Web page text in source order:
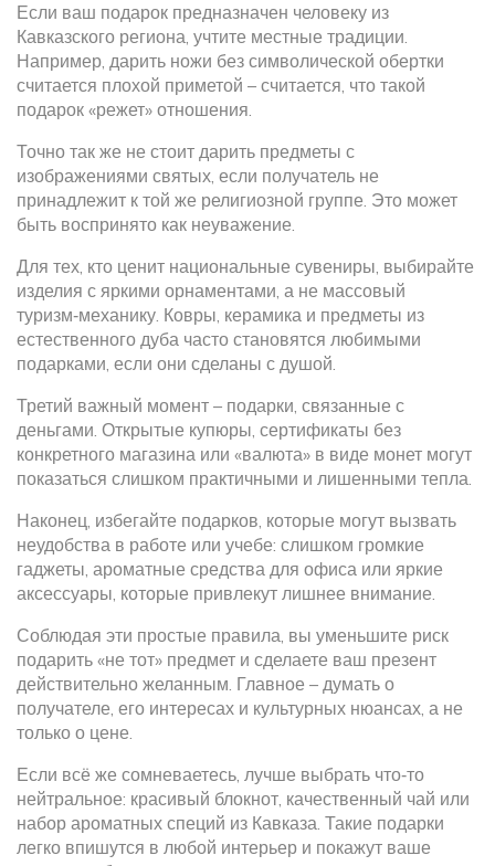
Если ваш подарок предназначен человеку из
Кавказского региона, учтите местные традиции.
Например, дарить ножи без символической обертки
считается плохой приметой – считается, что такой
подарок «режет» отношения.
Точно так же не стоит дарить предметы с
изображениями святых, если получатель не
принадлежит к той же религиозной группе. Это может
быть воспринято как неуважение.
Для тех, кто ценит национальные сувениры, выбирайте
изделия с яркими орнаментами, а не массовый
туризм‑механику. Ковры, керамика и предметы из
естественного дуба часто становятся любимыми
подарками, если они сделаны с душой.
Третий важный момент – подарки, связанные с
деньгами. Открытые купюры, сертификаты без
конкретного магазина или «валюта» в виде монет могут
показаться слишком практичными и лишенными тепла.
Наконец, избегайте подарков, которые могут вызвать
неудобства в работе или учебе: слишком громкие
гаджеты, ароматные средства для офиса или яркие
аксессуары, которые привлекут лишнее внимание.
Соблюдая эти простые правила, вы уменьшите риск
подарить «не тот» предмет и сделаете ваш презент
действительно желанным. Главное – думать о
получателе, его интересах и культурных нюансах, а не
только о цене.
Если всё же сомневаетесь, лучше выбрать что‑то
нейтральное: красивый блокнот, качественный чай или
набор ароматных специй из Кавказа. Такие подарки
легко впишутся в любой интерьер и покажут ваше